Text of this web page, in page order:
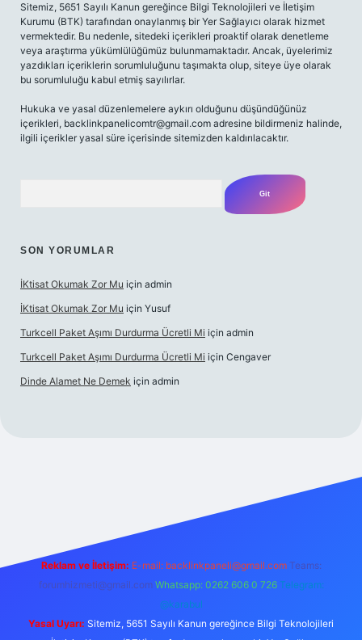
Sitemiz, 5651 Sayılı Kanun gereğince Bilgi Teknolojileri ve İletişim
Kurumu (BTK) tarafından onaylanmış bir Yer Sağlayıcı olarak hizmet
vermektedir. Bu nedenle, sitedeki içerikleri proaktif olarak denetleme
veya araştırma yükümlülüğümüz bulunmamaktadır. Ancak, üyelerimiz
yazdıkları içeriklerin sorumluluğunu taşımakta olup, siteye üye olarak
bu sorumluluğu kabul etmiş sayılırlar.
Hukuka ve yasal düzenlemelere aykırı olduğunu düşündüğünüz
içerikleri, backlinkpanelicomtr@gmail.com adresine bildirmeniz halinde,
ilgili içerikler yasal süre içerisinde sitemizden kaldırılacaktır.
SON YORUMLAR
İKtisat Okumak Zor Mu için admin
İKtisat Okumak Zor Mu için Yusuf
Turkcell Paket Aşımı Durdurma Ücretli Mi için admin
Turkcell Paket Aşımı Durdurma Ücretli Mi için Cengaver
Dinde Alamet Ne Demek için admin
Reklam ve İletişim: E-mail: backlinkpaneli@gmail.com Teams:
forumhizmeti@gmail.com Whatsapp: 0262 606 0 726 Telegram:
@karabul
Yasal Uyarı: Sitemiz, 5651 Sayılı Kanun gereğince Bilgi Teknolojileri